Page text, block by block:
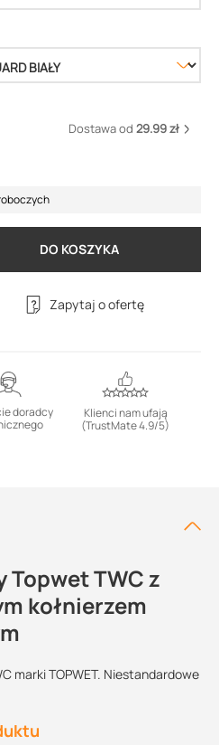
Dostawa od 29.99 zł
DO KOSZYKA
Zapytaj o ofertę
doradcy
Klienci nam ufają
(TrustMate 4.9/5)
Topwet TWC z
kołnierzem
marki TOPWET. Niestandardowe